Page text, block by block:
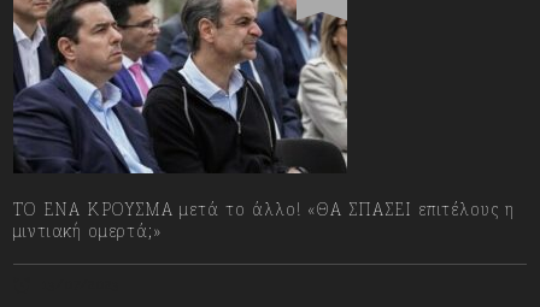
ΤΟ ΕΝΑ ΚΡΟΥΣΜΑ μετά το άλλο! «ΘΑ ΣΠΑΣΕΙ επιτέλους η
μιντιακή ομερτά;»